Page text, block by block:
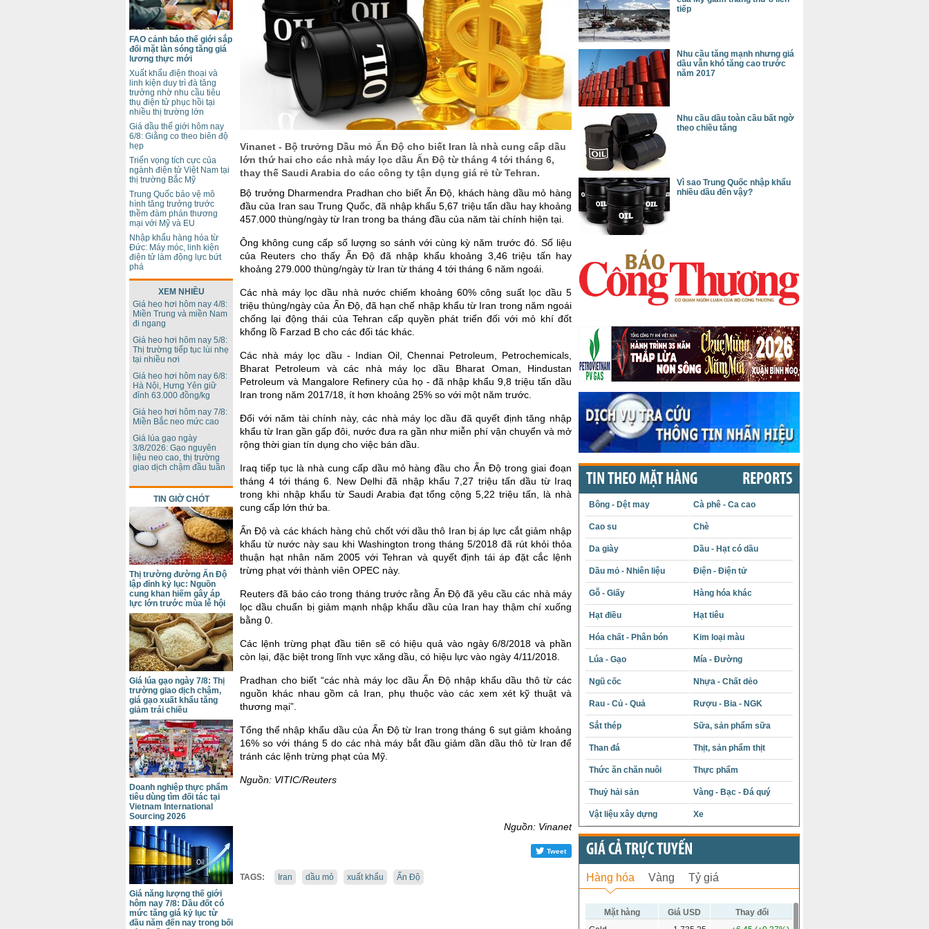
Vinanet - Bộ trưởng Dầu mỏ Ấn Độ cho biết Iran là nhà cung cấp dầu
lớn thứ hai cho các nhà máy lọc dầu Ấn Độ từ tháng 4 tới tháng 6,
thay thế Saudi Arabia do các công ty tận dụng giá rẻ từ Tehran.
Bộ trưởng Dharmendra Pradhan cho biết Ấn Độ, khách hàng dầu mỏ hàng
đầu của Iran sau Trung Quốc, đã nhập khẩu 5,67 triệu tấn dầu hay khoảng
457.000 thùng/ngày từ Iran trong ba tháng đầu của năm tài chính hiện tại.
Ông không cung cấp số lượng so sánh với cùng kỳ năm trước đó. Số liệu
của Reuters cho thấy Ấn Độ đã nhập khẩu khoảng 3,46 triệu tấn hay
khoảng 279.000 thùng/ngày từ Iran từ tháng 4 tới tháng 6 năm ngoái.
Các nhà máy lọc dầu nhà nước chiếm khoảng 60% công suất lọc dầu 5
triệu thùng/ngày của Ấn Độ, đã hạn chế nhập khẩu từ Iran trong năm ngoái
chống lại động thái của Tehran cấp quyền phát triển đối với mỏ khí đốt
khổng lồ Farzad B cho các đối tác khác.
Các nhà máy lọc dầu - Indian Oil, Chennai Petroleum, Petrochemicals,
Bharat Petroleum và các nhà máy lọc dầu Bharat Oman, Hindustan
Petroleum và Mangalore Refinery của họ - đã nhập khẩu 9,8 triệu tấn dầu
Iran trong năm 2017/18, ít hơn khoảng 25% so với một năm trước.
Đối với năm tài chính này, các nhà máy lọc dầu đã quyết định tăng nhập
khẩu từ Iran gần gấp đôi, nước đưa ra gần như miễn phí vận chuyển và mở
rộng thời gian tín dụng cho việc bán dầu.
Iraq tiếp tục là nhà cung cấp dầu mỏ hàng đầu cho Ấn Độ trong giai đoạn
tháng 4 tới tháng 6. New Delhi đã nhập khẩu 7,27 triệu tấn dầu từ Iraq
trong khi nhập khẩu từ Saudi Arabia đạt tổng cộng 5,22 triệu tấn, là nhà
cung cấp lớn thứ ba.
Ấn Độ và các khách hàng chủ chốt với dầu thô Iran bị áp lực cắt giảm nhập
khẩu từ nước này sau khi Washington trong tháng 5/2018 đã rút khỏi thỏa
thuận hạt nhân năm 2005 với Tehran và quyết định tái áp đặt cắc lệnh
trừng phạt với thành viên OPEC này.
Reuters đã báo cáo trong tháng trước rằng Ấn Độ đã yêu cầu các nhà máy
lọc dầu chuẩn bị giảm mạnh nhập khẩu dầu của Iran hay thậm chí xuống
bằng 0.
Các lệnh trừng phạt đầu tiên sẽ có hiệu quả vào ngày 6/8/2018 và phần
còn lại, đặc biệt trong lĩnh vực xăng dầu, có hiệu lực vào ngày 4/11/2018.
Pradhan cho biết “các nhà máy lọc dầu Ấn Độ nhập khẩu dầu thô từ các
nguồn khác nhau gồm cả Iran, phụ thuộc vào các xem xét kỹ thuật và
thương mại”.
Tổng thể nhập khẩu dầu của Ấn Độ từ Iran trong tháng 6 sụt giảm khoảng
16% so với tháng 5 do các nhà máy bắt đầu giảm dần dầu thô từ Iran để
tránh các lệnh trừng phạt của Mỹ.
Nguồn: VITIC/Reuters
Nguồn: Vinanet
Tweet
TAGS: Iran dầu mỏ xuất khẩu Ấn Độ
FAO cảnh báo thế giới sắp
đối mặt làn sóng tăng giá
lương thực mới
Xuất khẩu điện thoại và
linh kiện duy trì đà tăng
trưởng nhờ nhu cầu tiêu
thụ điện tử phục hồi tại
nhiều thị trường lớn
Giá dầu thế giới hôm nay
6/8: Giằng co theo biên độ
hẹp
Triển vọng tích cực của
ngành điện tử Việt Nam tại
thị trường Bắc Mỹ
Trung Quốc bảo vệ mô
hình tăng trưởng trước
thềm đàm phán thương
mại với Mỹ và EU
Nhập khẩu hàng hóa từ
Đức: Máy móc, linh kiện
điện tử làm động lực bứt
phá
XEM NHIỀU
Giá heo hơi hôm nay 4/8:
Miền Trung và miền Nam
đi ngang
Giá heo hơi hôm nay 5/8:
Thị trường tiếp tục lùi nhẹ
tại nhiều nơi
Giá heo hơi hôm nay 6/8:
Hà Nội, Hưng Yên giữ
đỉnh 63.000 đồng/kg
Giá heo hơi hôm nay 7/8:
Miền Bắc neo mức cao
Giá lúa gạo ngày
3/8/2026: Gạo nguyên
liệu neo cao, thị trường
giao dịch chậm đầu tuần
TIN GIỜ CHÓT
Thị trường đường Ấn Độ
lập đỉnh kỷ lục: Nguồn
cung khan hiếm gây áp
lực lớn trước mùa lễ hội
Giá lúa gạo ngày 7/8: Thị
trường giao dịch chậm,
giá gạo xuất khẩu tăng
giảm trái chiều
Doanh nghiệp thực phẩm
tiêu dùng tìm đối tác tại
Vietnam International
Sourcing 2026
Giá năng lượng thế giới
hôm nay 7/8: Dầu đốt có
mức tăng giá kỷ lục từ
đầu năm đến nay trong bối
tiếp
Nhu cầu tăng mạnh nhưng giá
dầu vẫn khó tăng cao trước
năm 2017
Nhu cầu dầu toàn cầu bất ngờ
theo chiều tăng
Vì sao Trung Quốc nhập khẩu
nhiều dầu đến vậy?
TIN THEO MẶT HÀNG REPORTS
Bông - Dệt may Cà phê - Ca cao
Cao su Chè
Da giày Dầu - Hạt có dầu
Dầu mỏ - Nhiên liệu Điện - Điện tử
Gỗ - Giấy Hàng hóa khác
Hạt điều Hạt tiêu
Hóa chất - Phân bón Kim loại màu
Lúa - Gạo Mía - Đường
Ngũ cốc Nhựa - Chất dẻo
Rau - Củ - Quả Rượu - Bia - NGK
Sắt thép Sữa, sản phẩm sữa
Than đá Thịt, sản phẩm thịt
Thức ăn chăn nuôi Thực phẩm
Thuỷ hải sản Vàng - Bạc - Đá quý
Vật liệu xây dựng Xe
GIÁ CẢ TRỰC TUYẾN
Hàng hóa Vàng Tỷ giá
Mặt hàng Giá USD
Thay đổi